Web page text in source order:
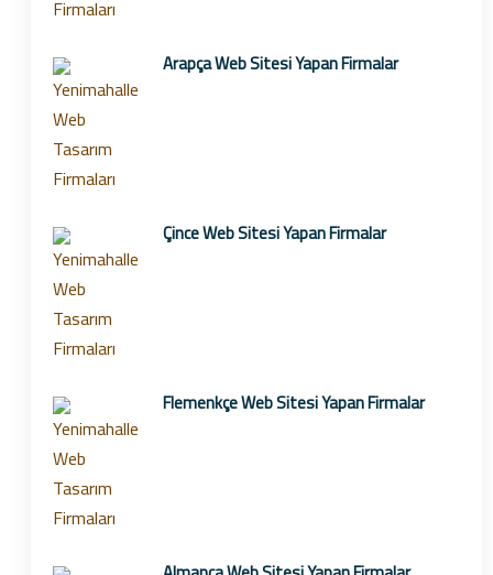
Arapça Web Sitesi Yapan Firmalar
Çince Web Sitesi Yapan Firmalar
Flemenkçe Web Sitesi Yapan Firmalar